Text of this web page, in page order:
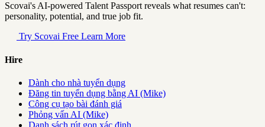
Scovai's AI-powered Talent Passport reveals what resumes can't:
personality, potential, and true job fit.
Try Scovai Free Learn More
Hire
Dành cho nhà tuyển dụng
Đăng tin tuyển dụng bằng AI (Mike)
Công cụ tạo bài đánh giá
Phỏng vấn AI (Mike)
Danh sách rút gọn xác định